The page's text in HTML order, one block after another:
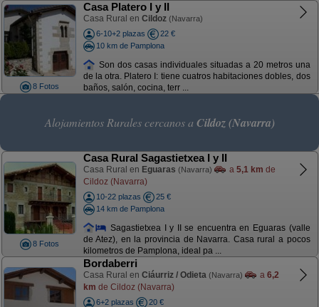
8 Fotos
Casa Platero I y II
Casa Rural en Cildoz (Navarra)
6-10+2 plazas
22 €
10 km de Pamplona
Son dos casas individuales situadas a 20 metros una
de la otra. Platero I: tiene cuatros habitaciones dobles, dos
baños, salón, cocina, terr ...
Alojamientos Rurales cercanos a Cildoz (Navarra)
8 Fotos
Casa Rural Sagastietxea I y II
Casa Rural en Eguaras (Navarra) a 5,1 km de
Cildoz (Navarra)
10-22 plazas
25 €
14 km de Pamplona
Sagastietxea I y II se encuentra en Eguaras (valle
de Atez), en la provincia de Navarra. Casa rural a pocos
kilometros de Pamplona, ideal pa ...
Bordaberri
Casa Rural en Ciáurriz / Odieta (Navarra) a 6,2
km de Cildoz (Navarra)
6+2 plazas
20 €